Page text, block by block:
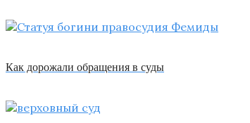
Как дорожали обращения в суды